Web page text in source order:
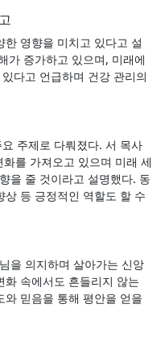
영향을 미치고 있다고 설
가 증가하고 있으며, 미래에
다고 언급하며 건강 관리의
주제로 다뤄졌다. 서 목사
를 가져오고 있으며 미래 세
을 줄 것이라고 설명했다. 동
등 긍정적인 역할도 할 수
을 의지하며 살아가는 신앙
속에서도 흔들리지 않는
믿음을 통해 평안을 얻을